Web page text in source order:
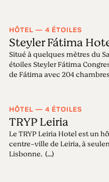
HÔTEL — 4 ÉTOILES
Steyler Fátima
Situé à quelques mètres du
étoiles Steyler Fátima
de Fátima avec 204
HÔTEL — 4 ÉTOILES
TRYP Leiria
Le TRYP Leiria Hotel est un
centre-ville de Leiria, à
Lisbonne. (...)